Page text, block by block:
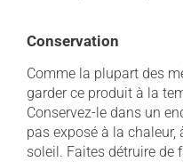
Conservation
Comme la plupart des
garder ce produit à la
Conservez-le dans un
pas exposé à la
soleil. Faites détruire de